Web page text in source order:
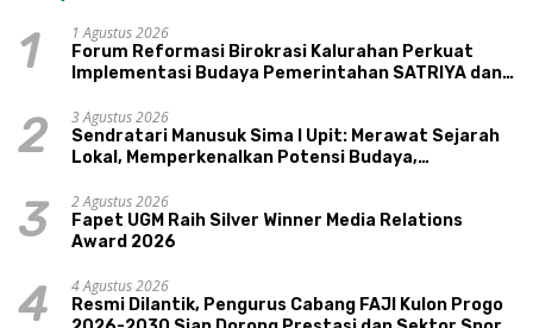
1
1 Agustus 2026
Forum Reformasi Birokrasi Kalurahan Perkuat
Implementasi Budaya Pemerintahan SATRIYA dan
2
3 Agustus 2026
Sendratari Manusuk Sima I Upit: Merawat Sejarah
Lokal, Memperkenalkan Potensi Budaya,
3
2 Agustus 2026
Fapet UGM Raih Silver Winner Media Relations
Award 2026
4
4 Agustus 2026
Resmi Dilantik, Pengurus Cabang FAJI Kulon Progo